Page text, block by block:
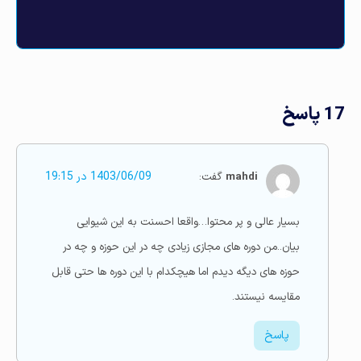
17 پاسخ
mahdi گفت: 1403/06/09 در 19:15
بسیار عالی و پر محتوا…واقعا احسنت به این شیوایی
بیان..من دوره های مجازی زیادی چه در این حوزه و چه در
حوزه های دیگه دیدم اما هیچکدام با این دوره ها حتی قابل
مقایسه نیستند.
پاسخ